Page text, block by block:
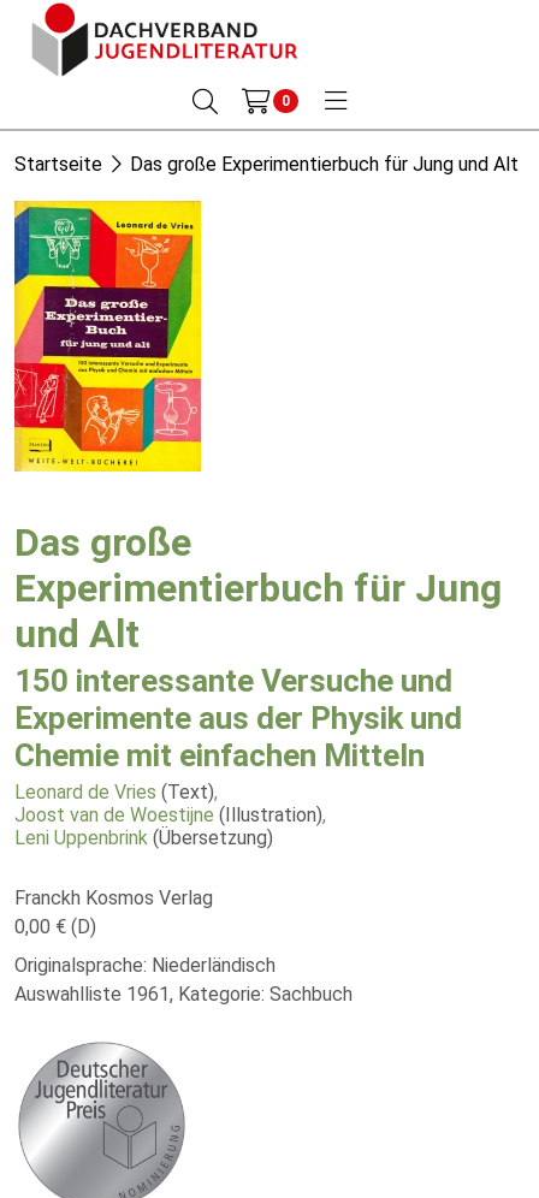
0
Startseite Das große Experimentierbuch für Jung und Alt
Das große
Experimentierbuch für Jung
und Alt
150 interessante Versuche und
Experimente aus der Physik und
Chemie mit einfachen Mitteln
Leonard de Vries (Text),
Joost van de Woestijne (Illustration),
Leni Uppenbrink (Übersetzung)
Franckh Kosmos Verlag
0,00 € (D)
Originalsprache: Niederländisch
Auswahlliste 1961, Kategorie: Sachbuch